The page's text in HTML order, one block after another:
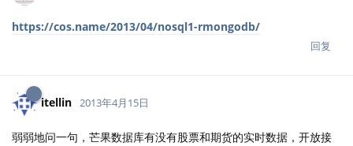
https://cos.name/2013/04/nosql1-rmongodb/
回复
itellin 2013年4月15日
弱弱地问一句，芒果数据库有没有股票和期货的实时数据，开放接